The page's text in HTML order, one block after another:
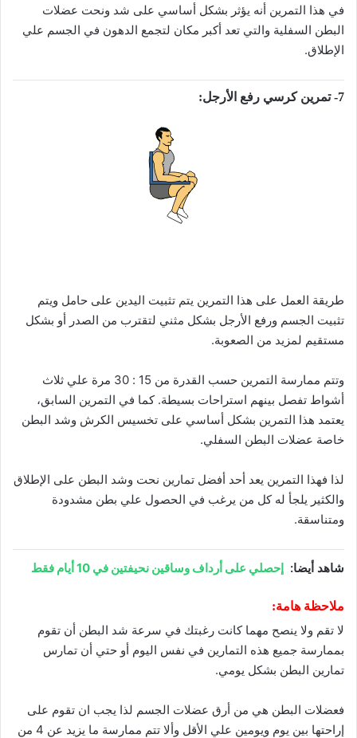
في هذا التمرين أنه يؤثر بشكل أساسي على شد ونحت عضلات
البطن السفلية والتي تعد أكبر مكان لتجمع الدهون في الجسم علي
الإطلاق.
7- تمرين كرسي رفع الأرجل:
طريقة العمل على هذا التمرين يتم تثبيت اليدين على حامل ويتم
تثبيت الجسم ورفع الأرجل بشكل مثني لتقترب من الصدر أو بشكل
مستقيم لمزيد من الصعوبة.
وتتم ممارسة التمرين حسب القدرة من 15 : 30 مرة علي ثلاث
أشواط تفصل بينهم استراحات بسيطة. كما في التمرين السابق،
يعتمد هذا التمرين بشكل أساسي على تخسيس الكرش وشد البطن
خاصة عضلات البطن السفلي.
لذا فهذا التمرين يعد أحد أفضل تمارين نحت وشد البطن على الإطلاق
والكثير يلجأ له كل من يرغب في الحصول علي بطن مشدودة
ومتناسقة.
شاهد أيضا: إحصلي على أرداف وساقين نحيفتين في 10 أيام فقط
ملاحظة هامة:
لا تقم ولا ينصح مهما كانت رغبتك في سرعة شد البطن أن تقوم
بممارسة جميع هذه التمارين في نفس اليوم أو حتي أن تمارس
تمارين البطن بشكل يومي.
فعضلات البطن هي من أرق عضلات الجسم لذا يجب ان تقوم على
إراحتها بين يوم ويومين علي الأقل وألا تتم ممارسة ما يزيد عن 4 من